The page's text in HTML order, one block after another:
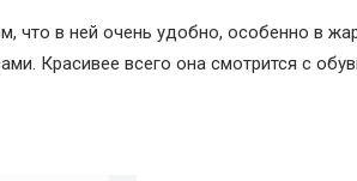
что в ней очень удобно, особенно в
Красивее всего она смотрится с